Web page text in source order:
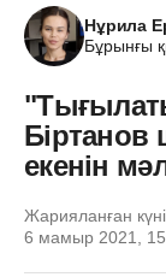
Нұрила
Бұрынғы
Біртанов
екенін
Жарияланған
6 мамыр 2021,